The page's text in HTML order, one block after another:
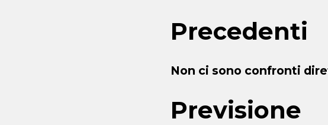
Precedenti
Non ci sono confronti
Previsione